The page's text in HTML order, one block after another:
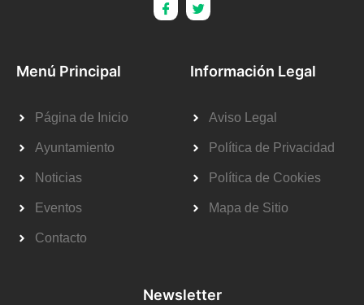
Menú Principal
Página de Inicio
Ayuntamiento
Noticias
Eventos
Contacto
Información Legal
Aviso Legal
Política de Privacidad
Política de Cookies
Mapa de Sitio
Newsletter